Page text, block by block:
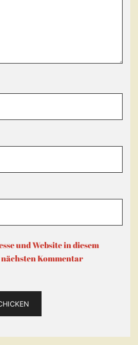
und Website in diesem
Kommentar